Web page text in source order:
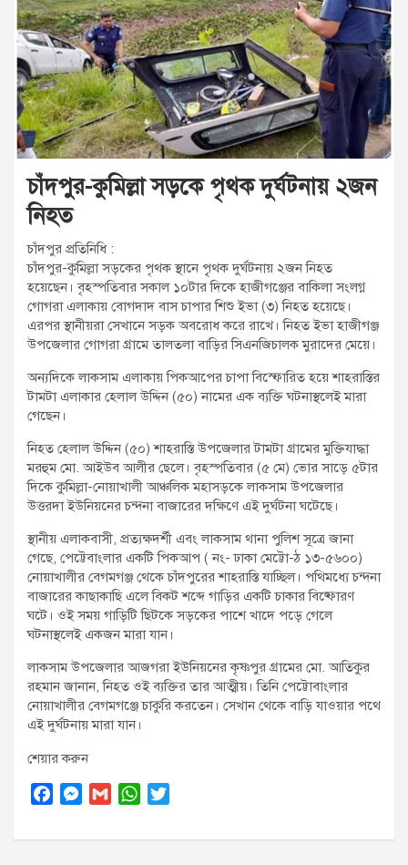
t
:
চাঁদপুর-কুমিল্লা সড়কে পৃথক দুর্ঘটনায় ২জন
নিহত
চাঁদপুর প্রতিনিধি :
চাঁদপুর-কুমিল্লা সড়কের পৃথক স্থানে পৃৃথক দুর্ঘটনায় ২জন নিহত
হয়েছেন। বৃহস্পতিবার সকাল ১০টার দিকে হাজীগঞ্জের বাকিলা সংলগ্ন
গোগরা এলাকায় বোগদাদ বাস চাপার শিশু ইভা (৩) নিহত হয়েছে।
এরপর স্থানীয়রা সেখানে সড়ক অবরোধ করে রাখে। নিহত ইভা হাজীগঞ্জ
উপজেলার গোগরা গ্রামে তালতলা বাড়ির সিএনজিচালক মুরাদের মেয়ে।
অন্যদিকে লাকসাম এলাকায় পিকআপের চাপা বিস্ফোরিত হয়ে শাহরাস্তির
টামটা এলাকার হেলাল উদ্দিন (৫০) নামের এক ব্যক্তি ঘটনাস্থলেই মারা
গেছেন।
নিহত হেলাল উদ্দিন (৫০) শাহরাস্তি উপজেলার টামটা গ্রামের মুক্তিযাদ্ধা
মরহুম মো. আইউব আলীর ছেলে। বৃহস্পতিবার (৫ মে) ভোর সাড়ে ৫টার
দিকে কুমিল্লা-নোয়াখালী আঞ্চলিক মহাসড়কে লাকসাম উপজেলার
উত্তরদা ইউনিয়নের চন্দনা বাজারের দক্ষিণে এই দুর্ঘটনা ঘটেছে।
স্থানীয় এলাকবাসী, প্রত্যক্ষদর্শী এবং লাকসাম থানা পুলিশ সূত্রে জানা
গেছে, পেট্টেবাংলার একটি পিকআপ ( নং- ঢাকা মেট্টো-ঠ ১৩-৫৬০০)
নোয়াখালীর বেগমগঞ্জ থেকে চাঁদপুরের শাহরাস্তি যাচ্ছিল। পথিমধ্যে চন্দনা
বাজারের কাছাকাছি এলে বিকট শব্দে গাড়ির একটি চাকার বিষ্ফোরণ
ঘটে। ওই সময় গাড়িটি ছিটকে সড়কের পাশে খাদে পড়ে গেলে
ঘটনাস্থলেই একজন মারা যান।
লাকসাম উপজেলার আজগরা ইউনিয়নের কৃষ্ণপুর গ্রামের মো. আতিকুর
রহমান জানান, নিহত ওই ব্যক্তির তার আত্মীয়। তিনি পেট্টোবাংলার
নোয়াখালীর বেগমগঞ্জে চাকুরি করতেন। সেখান থেকে বাড়ি যাওয়ার পথে
এই দুর্ঘটনায় মারা যান।
শেয়ার করুন
c
M
s
G
a
W
a
i